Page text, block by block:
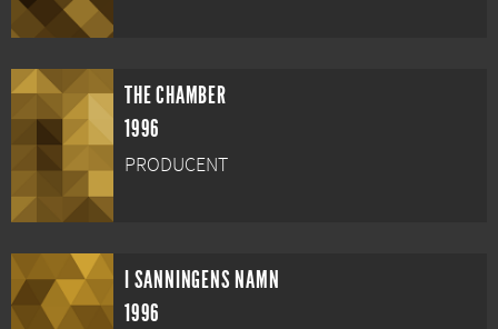
THE CHAMBER
1996
PRODUCENT
I SANNINGENS NAMN
1996